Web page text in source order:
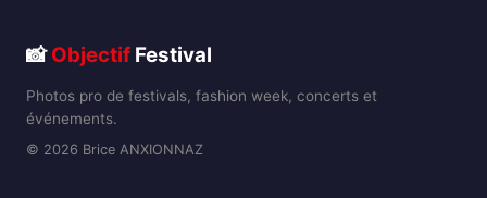
📸Objectif Festival
Photos pro de festivals, fashion week, concerts et
événements.
© 2026 Brice ANXIONNAZ